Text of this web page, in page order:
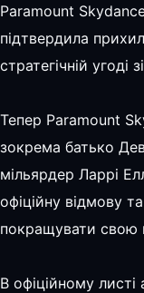
Paramount
підтвердила
стратегічній угоді
Тепер Paramount
зокрема батько
мільярдер Ларрі
офіційну відмову
покращувати свою
В офіційному